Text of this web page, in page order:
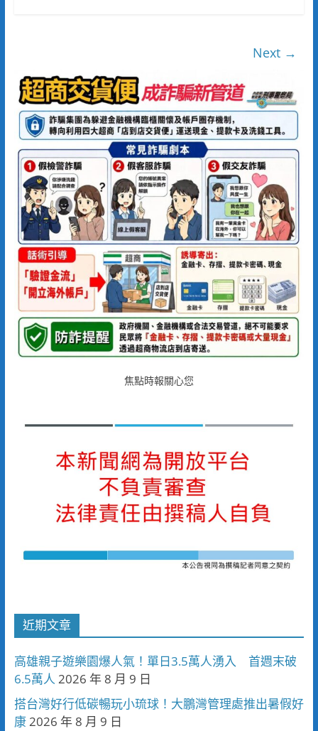
Next →
焦點時報關心您
近期文章
高雄親子遊樂園爆人氣！單日3.5萬人湧入 首週末破
6.5萬人 2026 年 8 月 9 日
搭台灣好行低碳暢玩小琉球！大鵬灣管理處推出暑假好
康2026 年 8 月 9 日